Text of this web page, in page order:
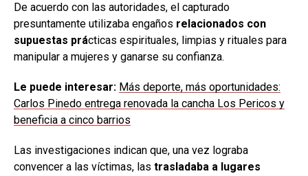
De acuerdo con las autoridades, el capturado
presuntamente utilizaba engaños relacionados con
supuestas prácticas espirituales, limpias y rituales para
manipular a mujeres y ganarse su confianza.
Le puede interesar: Más deporte, más oportunidades:
Carlos Pinedo entrega renovada la cancha Los Pericos y
beneficia a cinco barrios
Las investigaciones indican que, una vez lograba
convencer a las víctimas, las trasladaba a lugares